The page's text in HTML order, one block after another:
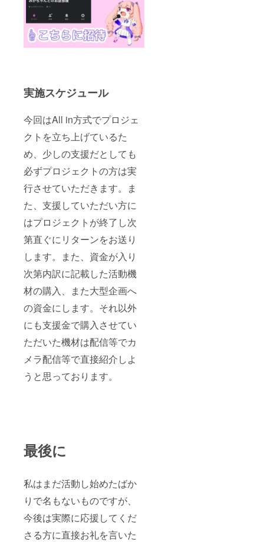
実施スケジュール
今回はAll in方式でプロジェ
クトを立ち上げているた
め、少しの支援だとしても
必ずプロジェクトの方は実
行させていただきます。ま
た、支援していただい方に
はプロジェクトが終了し次
第直ぐにリターンをお送り
します。また、資金が入り
次第内訳に記載した活動機
材の購入、また大型企画へ
の資金にします。それ以外
にも支援金で購入させてい
ただいた機材は配信等でカ
メラ配信等で直接紹介しよ
うと思っております。
最後に
私はまだ活動し始めたばか
りで名もないものですが、
今後は実際に応援してくだ
さる方に直接お礼を言いた